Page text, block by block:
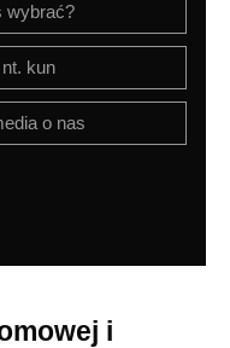
wybrać?
kun
o nas
i